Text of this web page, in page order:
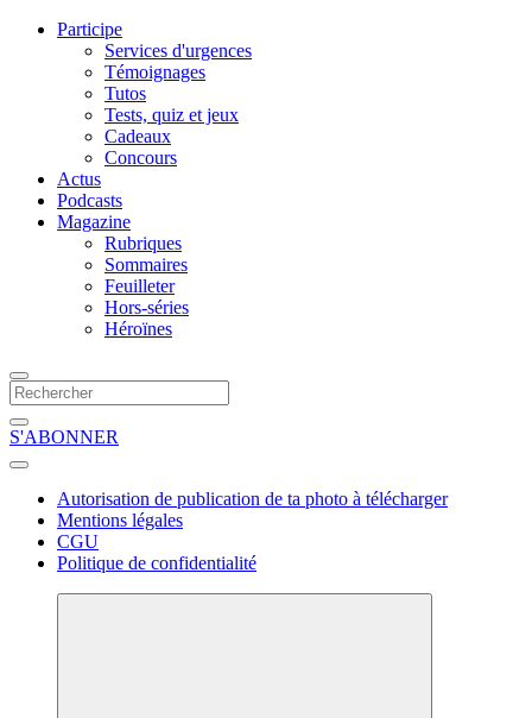
Participe
Services d'urgences
Témoignages
Tutos
Tests, quiz et jeux
Cadeaux
Concours
Actus
Podcasts
Magazine
Rubriques
Sommaires
Feuilleter
Hors-séries
Héroïnes
S'ABONNER
Autorisation de publication de ta photo à télécharger
Mentions légales
CGU
Politique de confidentialité